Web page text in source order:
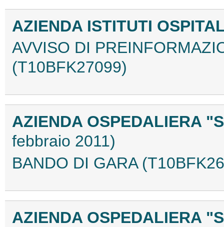
AZIENDA ISTITUTI
AVVISO DI
(T10BFK27099)
AZIENDA OSPEDALIERA
febbraio 2011)
BANDO DI GARA
AZIENDA OSPEDALIERA